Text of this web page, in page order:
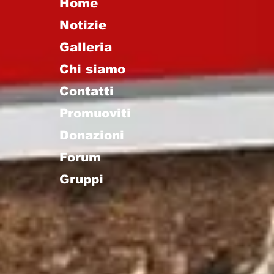
Home
Notizie
Galleria
Chi siamo
Contatti
Promuoviti
Donazioni
Forum
Gruppi